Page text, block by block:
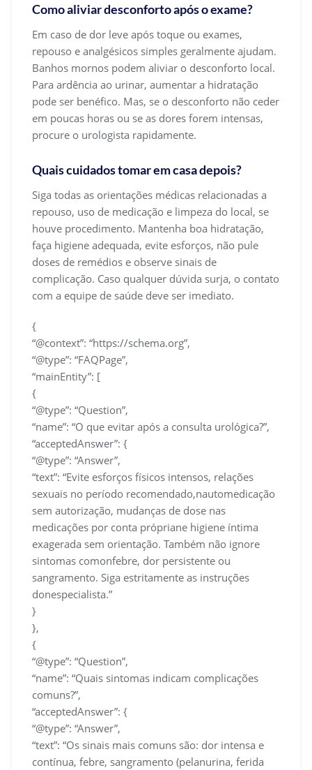
Como aliviar desconforto após o exame?
Em caso de dor leve após toque ou exames,
repouso e analgésicos simples geralmente ajudam.
Banhos mornos podem aliviar o desconforto local.
Para ardência ao urinar, aumentar a hidratação
pode ser benéfico. Mas, se o desconforto não ceder
em poucas horas ou se as dores forem intensas,
procure o urologista rapidamente.
Quais cuidados tomar em casa depois?
Siga todas as orientações médicas relacionadas a
repouso, uso de medicação e limpeza do local, se
houve procedimento. Mantenha boa hidratação,
faça higiene adequada, evite esforços, não pule
doses de remédios e observe sinais de
complicação. Caso qualquer dúvida surja, o contato
com a equipe de saúde deve ser imediato.
{
“@context”: “https://schema.org”,
“@type”: “FAQPage”,
“mainEntity”: [
{
“@type”: “Question”,
“name”: “O que evitar após a consulta urológica?”,
“acceptedAnswer”: {
“@type”: “Answer”,
“text”: “Evite esforços físicos intensos, relações
sexuais no período recomendado,nautomedicação
sem autorização, mudanças de dose nas
medicações por conta própriane higiene íntima
exagerada sem orientação. Também não ignore
sintomas comonfebre, dor persistente ou
sangramento. Siga estritamente as instruções
donespecialista.”
}
},
{
“@type”: “Question”,
“name”: “Quais sintomas indicam complicações
comuns?”,
“acceptedAnswer”: {
“@type”: “Answer”,
“text”: “Os sinais mais comuns são: dor intensa e
contínua, febre, sangramento (pelanurina, ferida